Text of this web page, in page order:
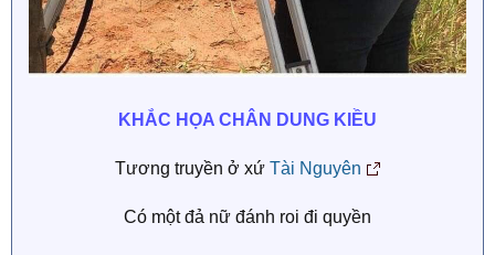
KHẮC HỌA CHÂN DUNG KIỀU
Tương truyền ở xứ Tài Nguyên
Có một đả nữ đánh roi đi quyền